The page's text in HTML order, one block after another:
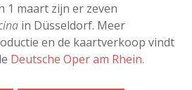
1 maart zijn er zeven
in Düsseldorf. Meer
en de kaartverkoop vindt
Deutsche Oper am Rhein.